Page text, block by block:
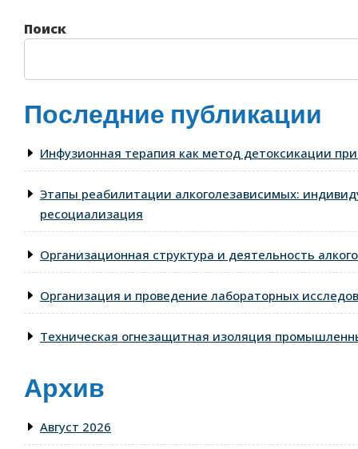
Поиск
Последние публикации
Инфузионная терапия как метод детоксикации
Этапы реабилитации алкоголезависимых:
ресоциализация
Организационная структура и деятельность
Организация и проведение лабораторных
Техническая огнезащитная изоляция
Архив
Август 2026